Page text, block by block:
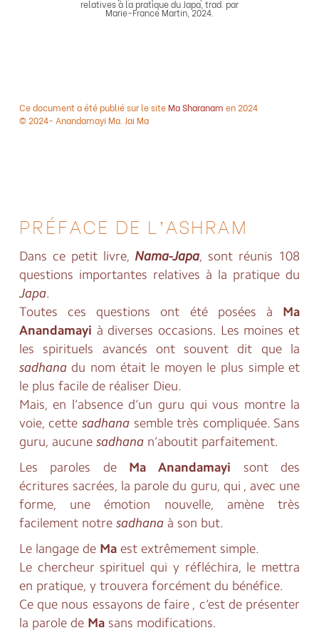
relatives à la pratique du Japa, trad. par
Marie-France Martin, 2024.
Ce document a été publié sur le site Ma Sharanam en 2024
© 2024- Anandamayi Ma. Jai Ma
PRÉFACE DE L’ASHRAM
Dans ce petit livre, Nama-Japa, sont réunis 108
questions importantes relatives à la pratique du
Japa.
Toutes ces questions ont été posées à Ma
Anandamayi à diverses occasions. Les moines et
les spirituels avancés ont souvent dit que la
sadhanadu nom était le moyen le plus simple et
le plus facile de réaliser Dieu.
Mais, en l’absence d’un guru qui vous montre la
voie, cette sadhanasemble très compliquée. Sans
guru, aucune sadhanan’aboutit parfaitement.
Les paroles de Ma Anandamayi sont des
écritures sacrées, la parole du guru, qui , avec une
forme, une émotion nouvelle, amène très
facilement notre sadhanaà son but.
Le langage de Maest extrêmement simple.
Le chercheur spirituel qui y réfléchira, le mettra
en pratique, y trouvera forcément du bénéfice.
Ce que nous essayons de faire , c’est de présenter
la parole de Masans modifications.